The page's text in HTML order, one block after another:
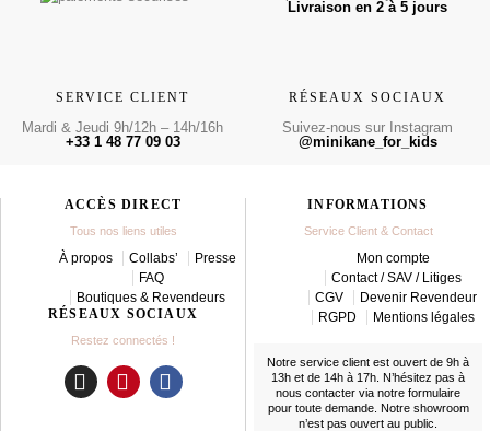
Livraison en 2 à 5 jours
SERVICE CLIENT
Mardi & Jeudi 9h/12h – 14h/16h
+33 1 48 77 09 03
RÉSEAUX SOCIAUX
Suivez-nous sur Instagram
@minikane_for_kids
ACCÈS DIRECT
Tous nos liens utiles
À propos Collabs’
Presse
FAQ
Boutiques & Revendeurs
RÉSEAUX SOCIAUX
Restez connectés !
I
P
F
INFORMATIONS
Service Client & Contact
Mon compte
Contact / SAV / Litiges
CGV
Devenir Revendeur
RGPD
Mentions légales
Notre service client est ouvert de 9h à
13h et de 14h à 17h. N’hésitez pas à
nous contacter via notre formulaire
pour toute demande. Notre showroom
n’est pas ouvert au public.